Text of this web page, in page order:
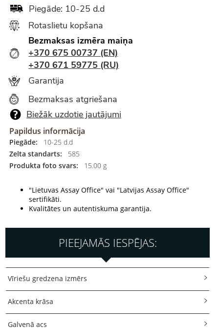
Piegāde: 10-25 d.d
Rotaslietu kopšana
Bezmaksas izmēra maiņa
+370 675 00737 (EN)
+370 671 59775 (RU)
Garantija
Bezmaksas atgriešana
Biežāk uzdotie jautājumi
Papildus informācija
Piegāde:
10-25 d.d
Zelta standarts:
585
Produkta foto svars:
15.00 g
"Lietuvas Assay Office" vai "Latvijas Assay Office"
sertifikāti.
Kvalitātes un autentiskuma garantija.
PIEEJAMĀS IESPĒJAS:
Vīriešu gredzena izmērs
Akcenta krāsa
Galvenā acs